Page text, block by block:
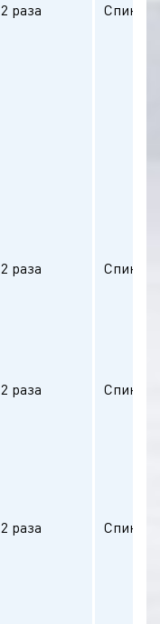
2 раза Спина
2 раза Спина
2 раза Спина
2 раза Спина